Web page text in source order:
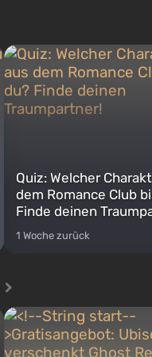
Quiz: Welcher
dem Romance Club
Finde deinen
1 Woche zurück